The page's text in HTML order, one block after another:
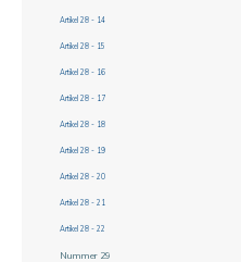
Artikel 28 - 14
Artikel 28 - 15
Artikel 28 - 16
Artikel 28 - 17
Artikel 28 - 18
Artikel 28 - 19
Artikel 28 - 20
Artikel 28 - 21
Artikel 28 - 22
Nummer 29